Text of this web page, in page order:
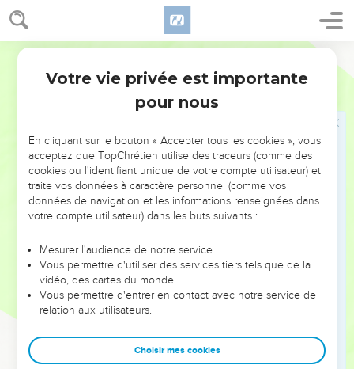
Deutéronome 29
aucune semence, ni produit, ni herbe qui pousse, comme
lors de la catastrophe qui a frappé Sodome, Gomorrhe, Adma
et Tseboïm, ces villes que l'Eternel a détruites dans sa colère
et ils diront avec toutes les nations : ‘Pourquoi l'Eternel a-t-
il traité ce pays ainsi ? Pourquoi cette ardente, cette grande
On répondra : ‘C'est parce qu'ils ont abandonné l'alliance
contractée avec eux par l'Eternel, le Dieu de leurs ancêtres,
lorsqu'il les a fait sortir d'Egypte ;
c'est parce qu'ils sont allés servir d'autres dieux et se
et que l'Eternel ne leur avait pas attribués.
Alors la colère de l'Eternel s'est enflammée contre ce pays
et il a fait venir sur lui toutes les malédictions écrites dans ce
livre.
L'Eternel les a arrachés de leur pays avec colère, avec
fureur, avec une grande indignation et il les a jetés dans un
Votre vie privée est importante
pour nous
En cliquant sur le bouton « Accepter tous les cookies », vous
acceptez que TopChrétien utilise des traceurs (comme des
cookies ou l'identifiant unique de votre compte utilisateur) et
traite vos données à caractère personnel (comme vos
données de navigation et les informations renseignées dans
votre compte utilisateur) dans les buts suivants :
Mesurer l'audience de notre service
Vous permettre d'utiliser des services tiers tels que de la
vidéo, des cartes du monde…
Vous permettre d'entrer en contact avec notre service de
relation aux utilisateurs.
Choisir mes cookies